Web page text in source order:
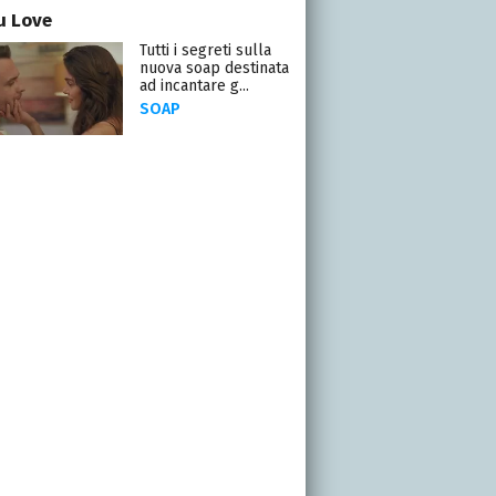
Love
Tutti i segreti sulla
nuova soap destinata
ad incantare g...
SOAP